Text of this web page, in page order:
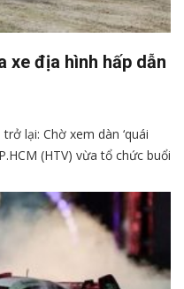
xe địa hình hấp dẫn
lại: Chờ xem dàn ‘quái
(HTV) vừa tổ chức buổi